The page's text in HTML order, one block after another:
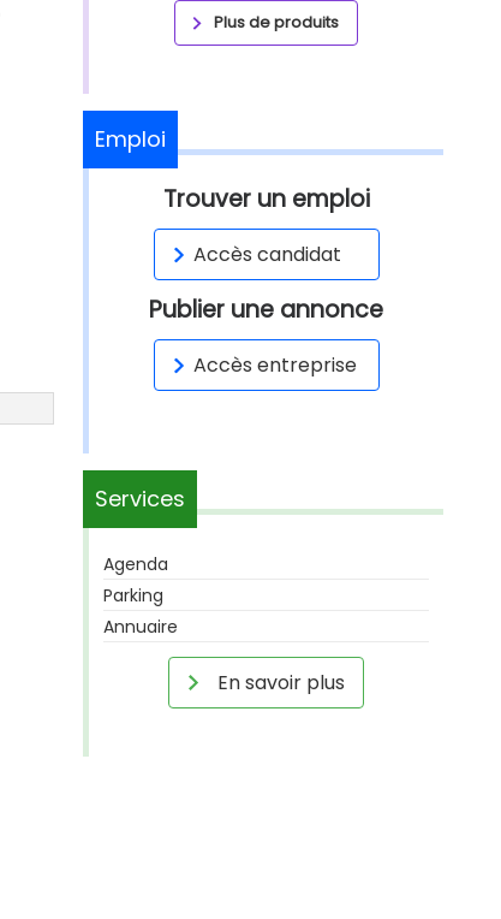
Plus de produits
Emploi
Trouver un emploi
Accès candidat
Publier une annonce
Accès entreprise
Services
Agenda
Parking
Annuaire
En savoir plus